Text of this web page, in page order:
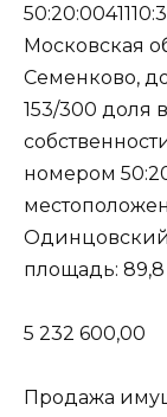
Московская
Семенково,
153/300 доля
номером
Одинцовский
площадь: 89,8
5 232 600,00
Продажа